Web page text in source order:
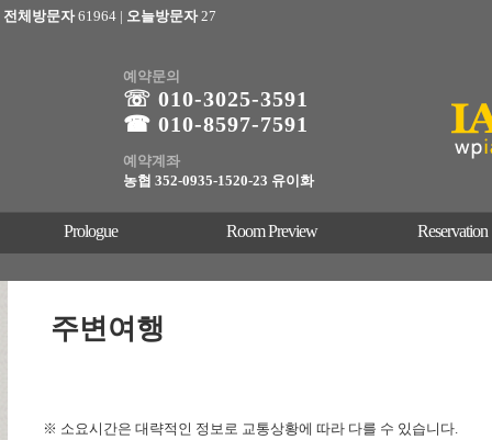
전체방문자61964 | 오늘방문자27
예약문의
☏ 010-3025-3591
☎ 010-8597-7591
예약계좌
농협 352-0935-1520-23 유이화
Prologue Room Preview Reservation
주변여행
※ 소요시간은 대략적인 정보로 교통상황에 따라 다를 수 있습니다.